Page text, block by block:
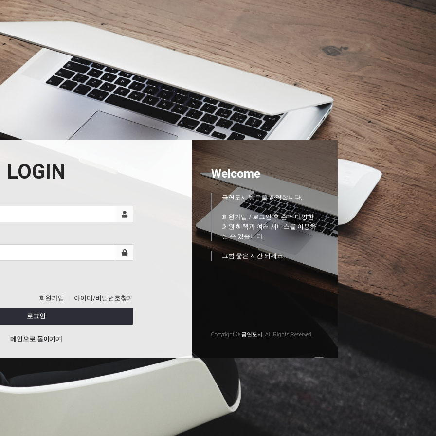
LOGIN
회원가입 아이디/비밀번호찾기
로그인
메인으로 돌아가기
Welcome
금연도시 방문을 환영합니다.
회원가입 / 로그인 후 좀더 다양한
회원 혜택과 여러 서비스를 이용하
실 수 있습니다.
그럼 좋은 시간 되세요.
Copyright © 금연도시. All Rights Reserved.